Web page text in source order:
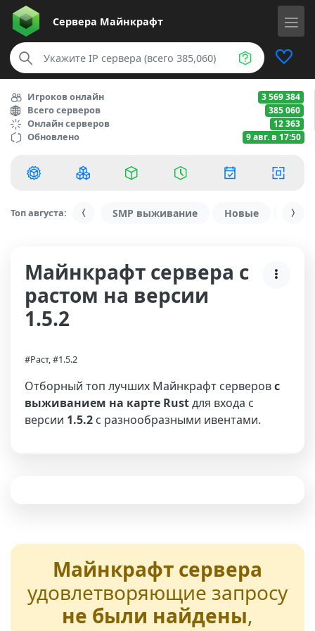
Сервера Майнкрафт
Игроков онлайн 3 569 384
Всего серверов 385 060
Онлайн серверов 12 363
Обновлено 9 авг. в 17:50
Топ августа: SMP выживание Новые С
Майнкрафт сервера с
растом на версии
1.5.2
#Раст, #1.5.2
Отборный топ лучших Майнкрафт серверовс
выживанием на карте Rustдля входа с
версии 1.5.2 с разнообразными ивентами.
Майнкрафт сервера
удовлетворяющие запросу
не были найдены,